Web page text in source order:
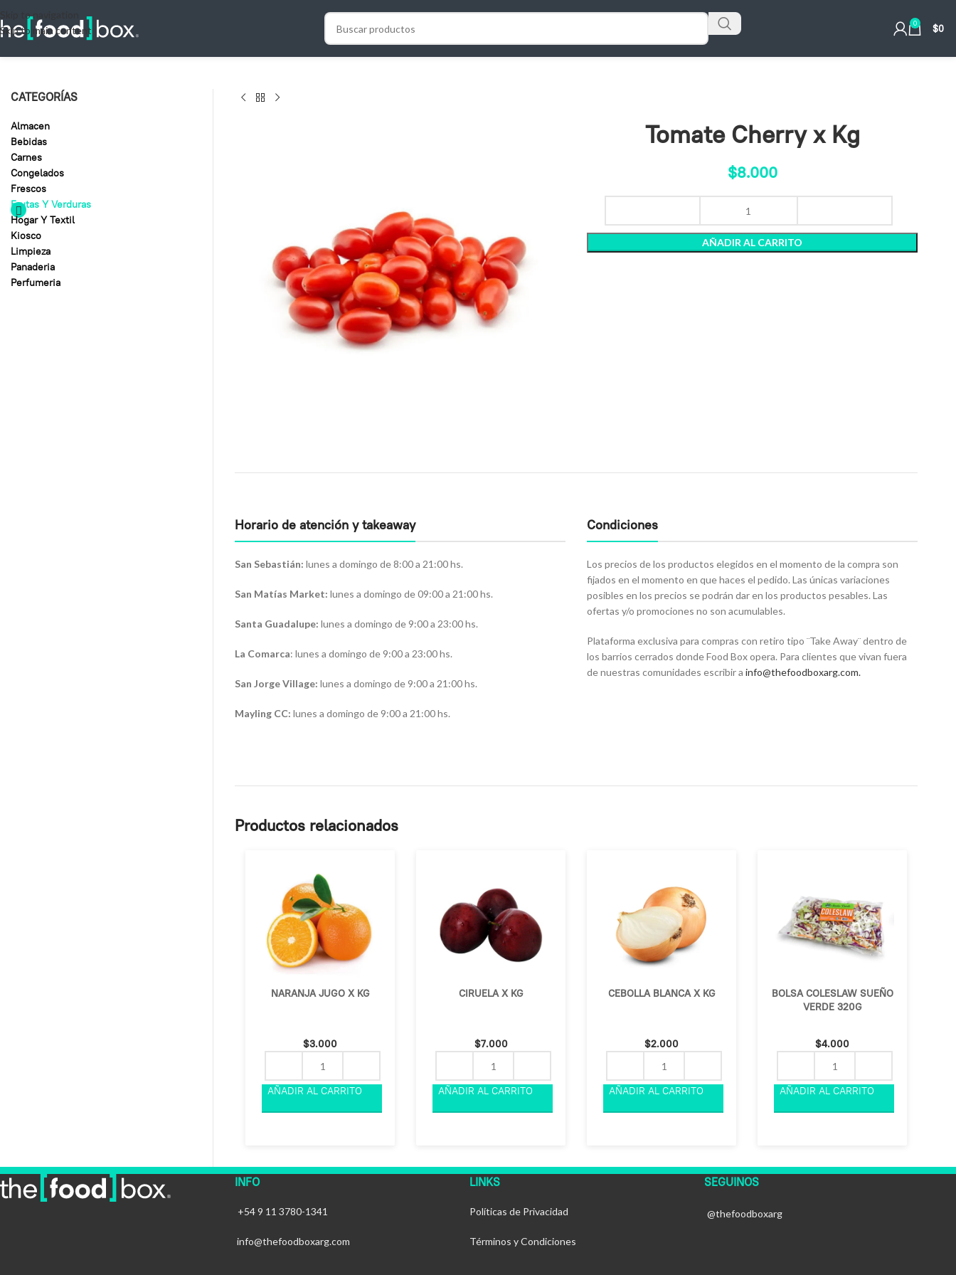
Skip to navigation
Skip to main content
0 $0
CATEGORÍAS
Almacen
Bebidas
Carnes
Congelados
Frescos
Frutas Y Verduras
Hogar Y Textil
Kiosco
Limpieza
Panaderia
Perfumeria
Tomate Cherry x Kg
$8.000
AÑADIR AL CARRITO
Horario de atención y takeaway
San Sebastián: lunes a domingo de 8:00 a 21:00 hs.
San Matías Market: lunes a domingo de 09:00 a 21:00 hs.
Santa Guadalupe: lunes a domingo de 9:00 a 23:00 hs.
La Comarca: lunes a domingo de 9:00 a 23:00 hs.
San Jorge Village: lunes a domingo de 9:00 a 21:00 hs.
Mayling CC: lunes a domingo de 9:00 a 21:00 hs.
Condiciones
Los precios de los productos elegidos en el momento de la compra son
fijados en el momento en que haces el pedido. Las únicas variaciones
posibles en los precios se podrán dar en los productos pesables. Las
ofertas y/o promociones no son acumulables.
Plataforma exclusiva para compras con retiro tipo ¨Take Away¨ dentro de
los barrios cerrados donde Food Box opera. Para clientes que vivan fuera
de nuestras comunidades escribir a info@thefoodboxarg.com.
Productos relacionados
NARANJA JUGO X KG
$3.000
CIRUELA X KG
$7.000
CEBOLLA BLANCA X KG
$2.000
BOLSA COLESLAW SUEÑO
VERDE 320G
$4.000
INFO
+54 9 11 3780-1341
info@thefoodboxarg.com
LINKS
Políticas de Privacidad
Términos y Condiciones
SEGUINOS
@thefoodboxarg